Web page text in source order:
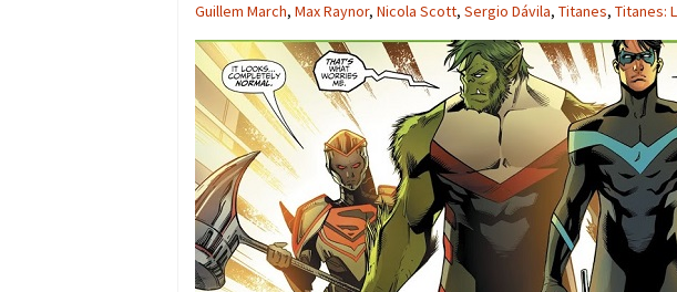
Guillem March, Max Raynor, Nicola Scott, Sergio Dávila, Titanes, Titanes: